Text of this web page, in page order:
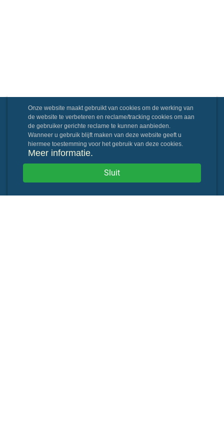
Onze website maakt gebruikt van cookies om de werking van
de website te verbeteren en reclame/tracking cookies om aan
de gebruiker gerichte reclame te kunnen aanbieden.
Wanneer u gebruik blijft maken van deze website geeft u
hiermee toestemming voor het gebruik van deze cookies.
Meer informatie.
Sluit